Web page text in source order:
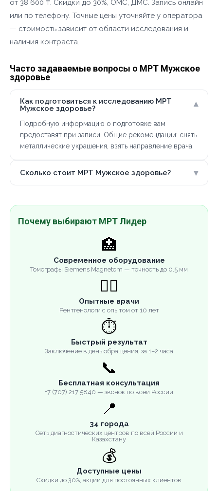
от 38 600 ₸. Скидки до 30%, ОМС, ДМС. Запись онлайн
или по телефону. Точные цены уточняйте у оператора
— стоимость зависит от области исследования и
наличия контраста.
Часто задаваемые вопросы о МРТ Мужское
здоровье
Как подготовиться к исследованию МРТ
Мужское здоровье?
▾
Подробную информацию о подготовке вам
предоставят при записи. Общие рекомендации: снять
металлические украшения, взять направление врача.
Сколько стоит МРТ Мужское здоровье? ▾
Почему выбирают МРТ Лидер
🏥
Современное оборудование
Томографы Siemens Magnetom — точность до 0.5 мм
👨‍⚕️
Опытные врачи
Рентгенологи с опытом от 10 лет
⏱️
Быстрый результат
Заключение в день обращения, за 1–2 часа
📞
Бесплатная консультация
+7 (707) 217 5840 — звонок по всей России
📍
34 города
Сеть диагностических центров по всей России и
Казахстану
💰
Доступные цены
Скидки до 30%, акции для постоянных клиентов